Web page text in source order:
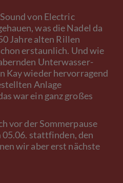
von Electric
was die Nadel da
Jahre alten Rillen
erstaunlich. Und wie
Unterwasser-
Kay wieder hervorragend
Anlage
war ein ganz großes
vor der Sommerpause
stattfinden, den
wir aber erst nächste